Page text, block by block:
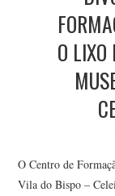
O
O Centro de
Vila do Bispo –